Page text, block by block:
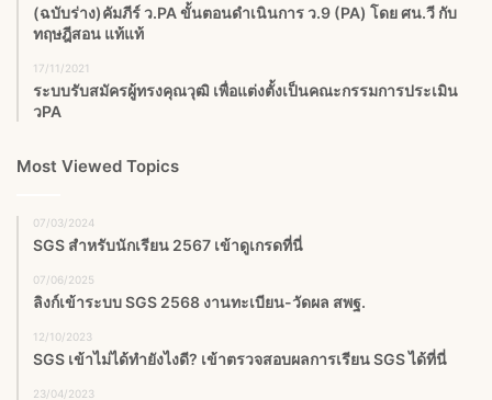
(ฉบับร่าง)คัมภีร์ ว.PA ขั้นตอนดำเนินการ ว.9 (PA) โดย ศน.วี กับ
ทฤษฎีสอน แท้แท้
17/11/2021
ระบบรับสมัครผู้ทรงคุณวุฒิ เพื่อแต่งตั้งเป็นคณะกรรมการประเมิน
วPA
Most Viewed Topics
07/03/2024
SGS สําหรับนักเรียน 2567 เข้าดูเกรดที่นี่
07/06/2025
ลิงก์เข้าระบบ SGS 2568 งานทะเบียน-วัดผล สพฐ.
12/10/2023
SGS เข้าไม่ได้ทำยังไงดี? เข้าตรวจสอบผลการเรียน SGS ได้ที่นี่
23/04/2023